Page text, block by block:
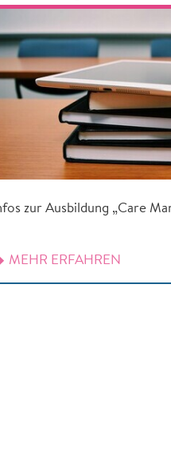
zur Ausbildung „Care
MEHR ERFAHREN